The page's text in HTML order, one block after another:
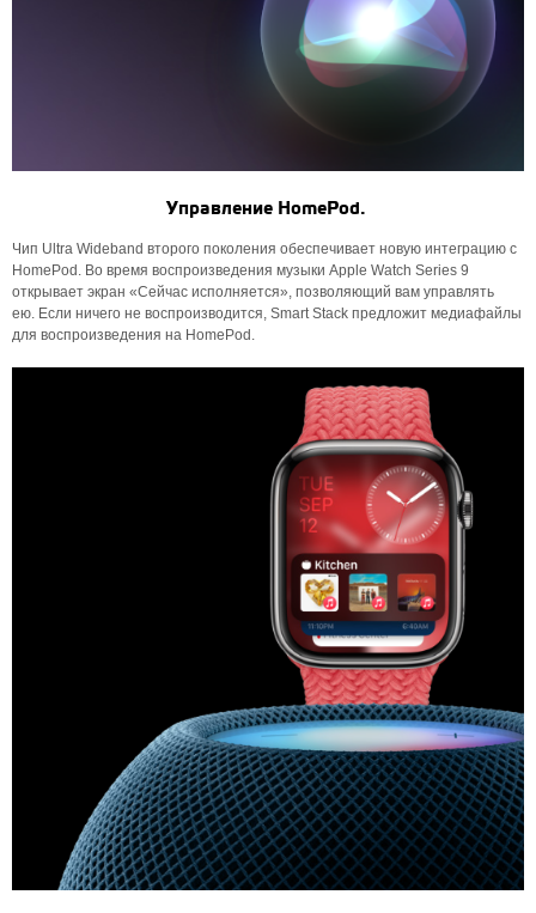
Управление HomePod.
Чип Ultra Wideband второго поколения обеспечивает новую интеграцию с
HomePod. Во время воспроизведения музыки Apple Watch Series 9
открывает экран «Сейчас исполняется», позволяющий вам управлять
ею. Если ничего не воспроизводится, Smart Stack предложит медиафайлы
для воспроизведения на HomePod.